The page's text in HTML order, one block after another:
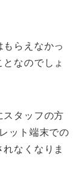
らえなかっ
なのでしょ
スタッフの方
ット端末での
なくなりま